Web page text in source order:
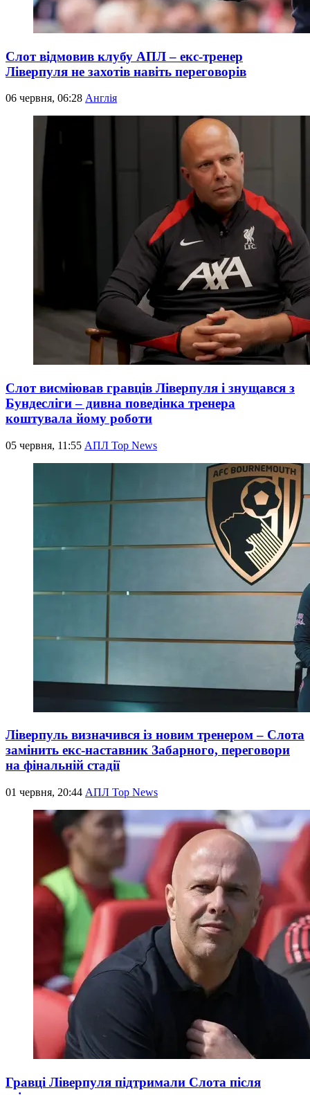
Слот відмовив клубу АПЛ – екс-тренер
Ліверпуля не захотів навіть переговорів
06 червня, 06:28 Англія
Слот висміював гравців Ліверпуля і знущався з
Бундесліги – дивна поведінка тренера
коштувала йому роботи
05 червня, 11:55 АПЛ Top News
Ліверпуль визначився із новим тренером – Слота
замінить екс-наставник Забарного, переговори
на фінальній стадії
01 червня, 20:44 АПЛ Top News
Гравці Ліверпуля підтримали Слота після